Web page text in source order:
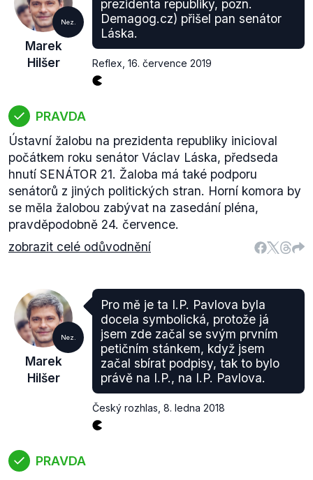
Nez.
Marek
Hilšer
prezidenta republiky, pozn.
Demagog.cz) přišel pan senátor
Láska.
Reflex 16. července 2019
PRAVDA
Ústavní žalobu na prezidenta republiky inicioval
počátkem roku senátor Václav Láska, předseda
hnutí SENÁTOR 21. Žaloba má také podporu
senátorů z jiných politických stran. Horní komora by
se měla žalobou zabývat na zasedání pléna,
pravděpodobně 24. července.
zobrazit celé odůvodnění
Nez.
Marek
Hilšer
Pro mě je ta I.P. Pavlova byla
docela symbolická, protože já
jsem zde začal se svým prvním
petičním stánkem, když jsem
začal sbírat podpisy, tak to bylo
právě na I.P., na I.P. Pavlova.
Český rozhlas 8. ledna 2018
PRAVDA